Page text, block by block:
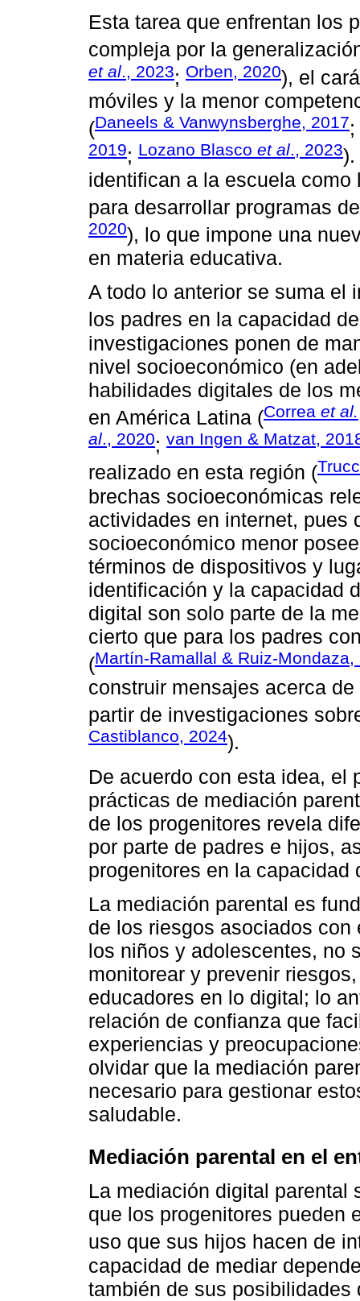
Esta tarea que enfrentan los
compleja por la
et al ., 2023; Orben, 2020), el
móviles y la menor
(Daneels & Vanwynsberghe, 2017;
2019; Lozano Blasco et al., 2023).
identifican a la escuela
para desarrollar programas
2020), lo que impone una
en materia educativa.
A todo lo anterior se suma el
los padres en la capacidad
investigaciones ponen de
nivel socioeconómico (en
habilidades digitales de los
en América Latina (Correa et al.
al., 2020; van Ingen & Matzat,
realizado en esta región (
brechas socioeconómicas
actividades en internet, pues
socioeconómico menor
términos de dispositivos y
identificación y la capacidad
digital son solo parte de la
cierto que para los padres
(Martín-Ramallal & Ruiz-Mondaza,
construir mensajes acerca
partir de investigaciones
Castiblanco, 2024).
De acuerdo con esta idea, el
prácticas de mediación
de los progenitores revela
por parte de padres e hijos,
progenitores en la
La mediación parental es
de los riesgos asociados
los niños y adolescentes, no
monitorear y prevenir
educadores en lo digital; lo
relación de confianza que
experiencias y
olvidar que la mediación
necesario para gestionar
saludable.
Mediación parental en el
La mediación digital parental
que los progenitores pueden
uso que sus hijos hacen de
capacidad de mediar
también de sus